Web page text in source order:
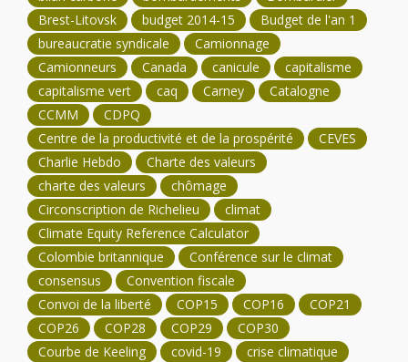
Brest-Litovsk
budget 2014-15
Budget de l'an 1
bureaucratie syndicale
Camionnage
Camionneurs
Canada canicule
capitalisme
capitalisme vert
caq Carney
Catalogne
CCMM
CDPQ
Centre de la productivité et de la prospérité
CEVES
Charlie Hebdo
Charte des valeurs
charte des valeurs
chômage
Circonscription de Richelieu
climat
Climate Equity Reference Calculator
Colombie britannique
Conférence sur le climat
consensus
Convention fiscale
Convoi de la liberté
COP15 COP16
COP21
COP26
COP28 COP29
COP30
Courbe de Keeling
covid-19
crise climatique